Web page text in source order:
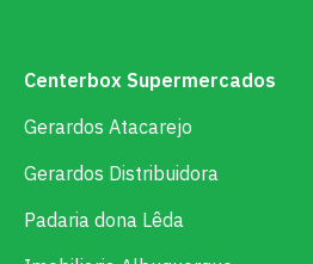
Centerbox Supermercados
Gerardos Atacarejo
Gerardos Distribuidora
Padaria dona Lêda